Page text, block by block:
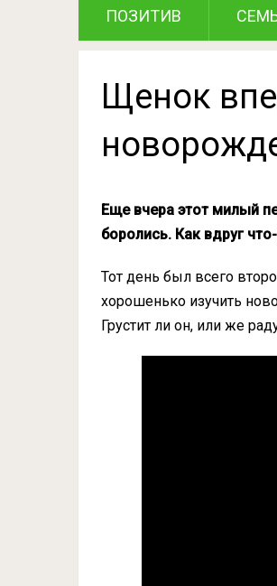
ПОЗИТИВ
Щенок
Еще вчера этот милый
боролись. Как вдруг
Тот день был всего
хорошенько изучить
Грустит ли он, или же